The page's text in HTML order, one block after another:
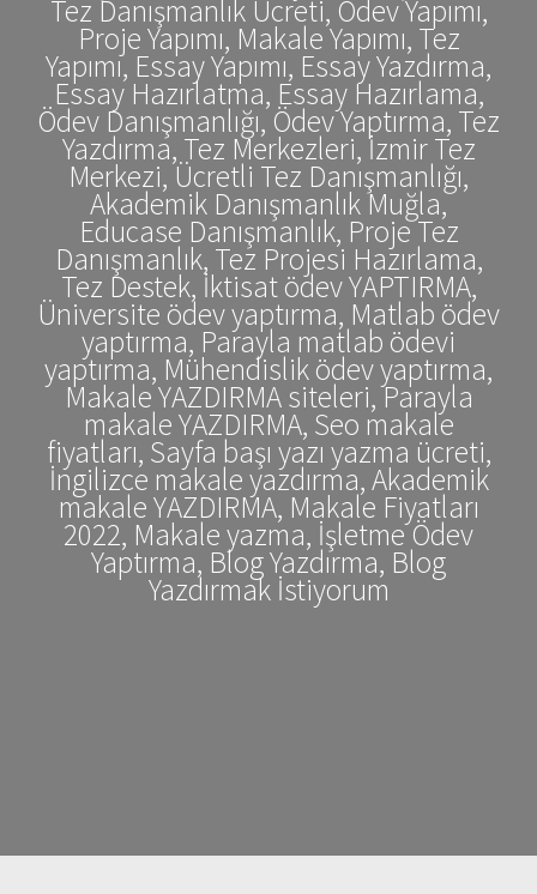
Tez Danışmanlık Ücreti, Ödev Yapımı,
Proje Yapımı, Makale Yapımı, Tez
Yapımı, Essay Yapımı, Essay Yazdırma,
Essay Hazırlatma, Essay Hazırlama,
Ödev Danışmanlığı, Ödev Yaptırma, Tez
Yazdırma, Tez Merkezleri, İzmir Tez
Merkezi, Ücretli Tez Danışmanlığı,
Akademik Danışmanlık Muğla,
Educase Danışmanlık, Proje Tez
Danışmanlık, Tez Projesi Hazırlama,
Tez Destek, İktisat ödev YAPTIRMA,
Üniversite ödev yaptırma, Matlab ödev
yaptırma, Parayla matlab ödevi
yaptırma, Mühendislik ödev yaptırma,
Makale YAZDIRMA siteleri, Parayla
makale YAZDIRMA, Seo makale
fiyatları, Sayfa başı yazı yazma ücreti,
İngilizce makale yazdırma, Akademik
makale YAZDIRMA, Makale Fiyatları
2022, Makale yazma, İşletme Ödev
Yaptırma, Blog Yazdırma, Blog
Yazdırmak İstiyorum